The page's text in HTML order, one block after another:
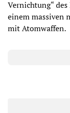
Vernichtung“
einem massiven
mit Atomwaffen.